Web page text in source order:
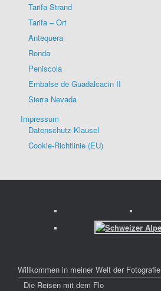
Tarifa-Strand
Tarifa – Ort
Antequera
Ronda
Peniscola
Embalse de Guadalcacin II
Sierra Nevada
Impressum
Datenschutz-Klausel
Cookie-Richtlinie (EU)
Willkommen in meiner Welt der Fotografie
Die Reisen mit dem Flo